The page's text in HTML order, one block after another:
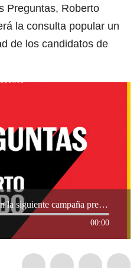
Preguntas, Roberto
la consulta popular un
de los candidatos de
¿Qué va a cambiar en la siguiente campaña presidencial?
00:00